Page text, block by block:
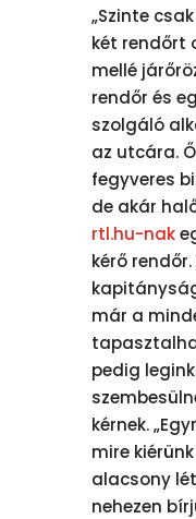
„Szinte
két rendőrt
mellé
rendőr és
szolgáló
az utcára.
fegyveres
de akár
rtl.hu-nak
kérő
már a
pedig
kérnek.
mire
alacsony
nehezen